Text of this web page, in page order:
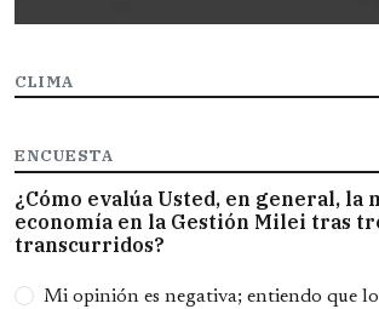
CLIMA
ENCUESTA
¿Cómo evalúa Usted, en general, la
economía en la Gestión Milei tras
transcurridos?
Opciones
Mi opinión es negativa; entiendo que